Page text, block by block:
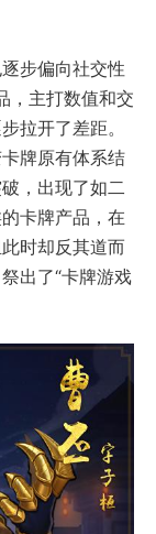
步偏向社交性
，主打数值和交
拉开了差距。
牌原有体系结
，出现了如二
卡牌产品，在
时却反其道而
出了“卡牌游戏